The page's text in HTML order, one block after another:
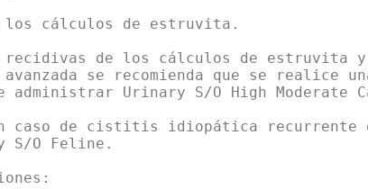
los cálculos de estruvita.
recidivas de los cálculos de estruvita
avanzada se recomienda que se realice
administrar Urinary S/O High Moderate
caso de cistitis idiopática recurrente
S/O Feline.